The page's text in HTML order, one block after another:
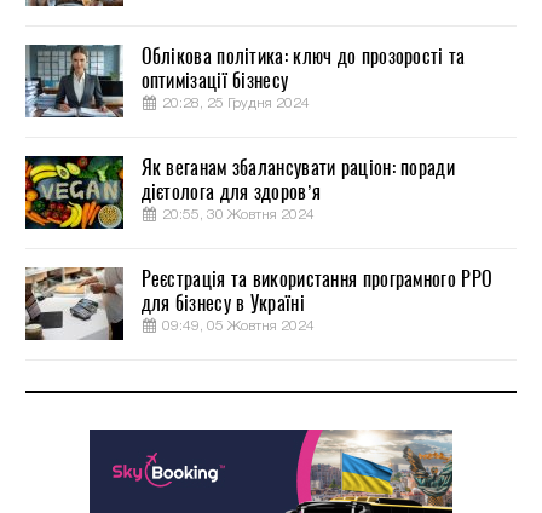
Облікова політика: ключ до прозорості та
оптимізації бізнесу
20:28, 25 Грудня 2024
Як веганам збалансувати раціон: поради
дієтолога для здоров’я
20:55, 30 Жовтня 2024
Реєстрація та використання програмного РРО
для бізнесу в Україні
09:49, 05 Жовтня 2024